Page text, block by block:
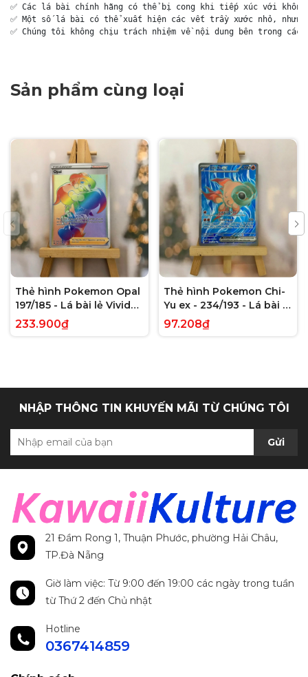
✅ Các lá bài chính hãng có thể bị cong khi tiếp xúc với
✅ Một số lá bài có thể xuất hiện các vết trầy xước nhỏ,
✅ Chúng tôi không chịu trách nhiệm về nội dung bên trong
Sản phẩm cùng loại
Thẻ hình Pokemon Opal
197/185 - Lá bài lẻ Vivid
Voltage Hyper Rare tiếng
Anh chính hãng
233.900₫
Thẻ hình Pokemon Chi-
Yu ex - 234/193 - Lá bài lẻ
Paldea Evolved Full Art
Secret Rare tiếng Anh
97.208₫
NHẬP THÔNG TIN KHUYẾN MÃI TỪ CHÚNG TÔI
Gửi
21 Đầm Rong 1, Thuận Phước, phường Hải Châu,
TP.Đà Nẵng
Giờ làm việc: Từ 9:00 đến 19:00 các ngày trong tuần
từ Thứ 2 đến Chủ nhật
Hotline
0367414859